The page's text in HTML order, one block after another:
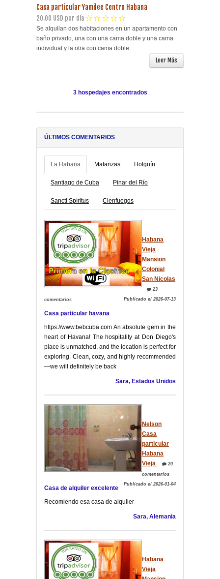
Casa particular Yamilee Centro Habana
20.00 USD por día
Se alquilan dos habitaciones en un apartamento con
baño privado, una con una cama doble y una cama
individual y la otra con cama doble.
Leer Más
3 hospedajes encontrados
ÚLTIMOS COMENTARIOS
La Habana Matanzas Holguín
Santiago de Cuba Pinar del Río
Sancti Spíritus Cienfuegos
Habana
Vieja
Mansion
Colonial
San Nicolas
23
comentarios Publicado el 2026-07-13
Casa particular havana
https://www.bebcuba.com An absolute gem in the
heart of Havana! The hospitality at Don Diego's
place is unmatched, and the location is perfect for
exploring. Clean, cozy, and highly recommended
—we will definitely be back
Sara, Estados Unidos
Nelson
Casa
particular
Habana
Vieja
20
comentarios
Publicado el 2026-01-04
Casa de alquiler excelente
Recomiendo esa casa de alquiler
Sara, Alemania
Habana
Vieja